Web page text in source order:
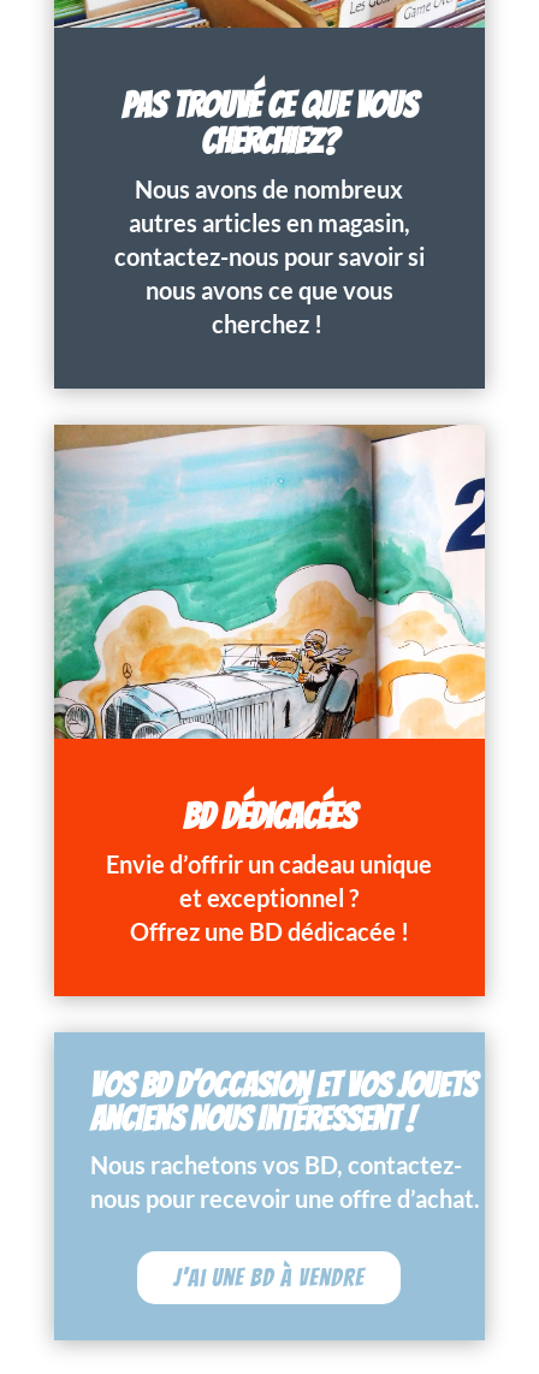
PAS TROUVÉ CE QUE VOUS
CHERCHIEZ?
Nous avons de nombreux
autres articles en magasin,
contactez-nous pour savoir si
nous avons ce que vous
cherchez !
BD DÉDICACÉES
Envie d’offrir un cadeau unique
et exceptionnel ?
Offrez une BD dédicacée !
VOS BD D’OCCASION ET VOS JOUETS
ANCIENS NOUS INTÉRESSENT !
Nous rachetons vos BD, contactez-
nous pour recevoir une offre d’achat.
J'ai une BD à vendre